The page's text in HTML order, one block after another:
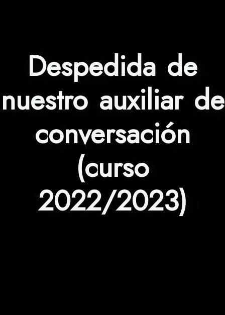
Despedida de
nuestro auxiliar de
conversación
(curso
2022/2023)